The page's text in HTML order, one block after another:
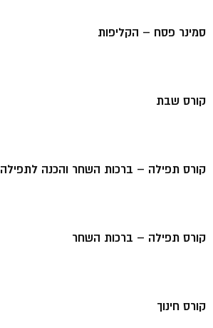
סמינר פסח – הקליפות
קורס שבת
קורס תפילה – ברכות השחר והכנה לתפילה
קורס תפילה – ברכות השחר
קורס חינוך